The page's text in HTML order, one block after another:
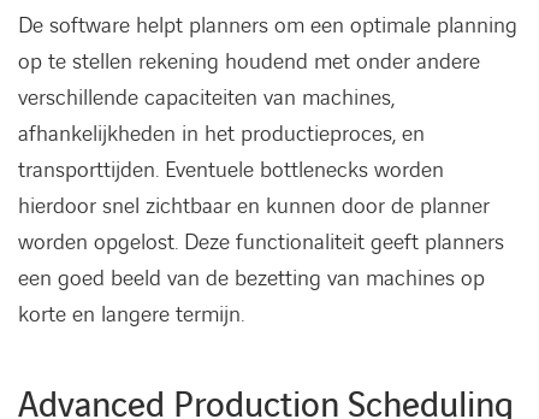
De software helpt planners om een optimale planning
op te stellen rekening houdend met onder andere
verschillende capaciteiten van machines,
afhankelijkheden in het productieproces, en
transporttijden. Eventuele bottlenecks worden
hierdoor snel zichtbaar en kunnen door de planner
worden opgelost. Deze functionaliteit geeft planners
een goed beeld van de bezetting van machines op
korte en langere termijn.
Advanced Production Scheduling